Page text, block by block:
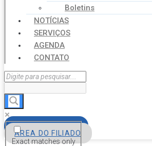
Boletins
NOTÍCIAS
SERVIÇOS
AGENDA
CONTATO
Exact matches only
ÁREA DO FILIADO